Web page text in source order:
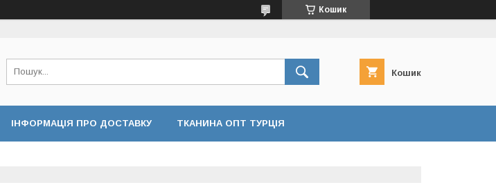
Кошик
Кошик
ІНФОРМАЦІЯ ПРО ДОСТАВКУ ТКАНИНА ОПТ ТУРЦІЯ